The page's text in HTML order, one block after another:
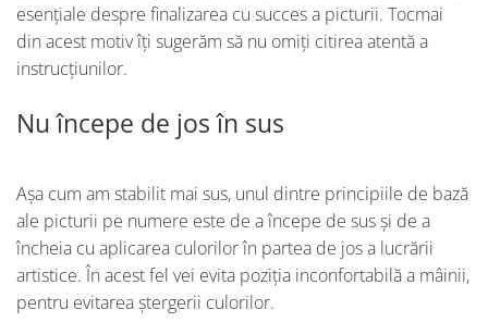
esențiale despre finalizarea cu succes a picturii. Tocmai
din acest motiv îți sugerăm să nu omiți citirea atentă a
instrucțiunilor.
Nu începe de jos în sus
Așa cum am stabilit mai sus, unul dintre principiile de bază
ale picturii pe numere este de a începe de sus și de a
încheia cu aplicarea culorilor în partea de jos a lucrării
artistice. În acest fel vei evita poziția inconfortabilă a mâinii,
pentru evitarea ștergerii culorilor.